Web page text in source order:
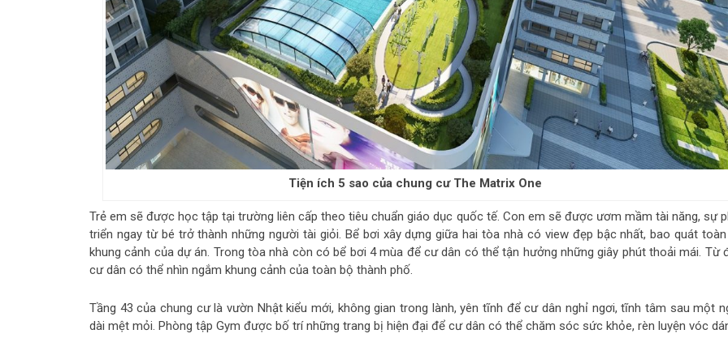
Tiện ích 5 sao của chung cư The Matrix One
Trẻ em sẽ được học tập tại trường liên cấp theo tiêu chuẩn giáo dục quốc tế. Con em sẽ được ươm mầm tài năng, sự
triển ngay từ bé trở thành những người tài giỏi. Bể bơi xây dựng giữa hai tòa nhà có view đẹp bậc nhất, bao quát
khung cảnh của dự án. Trong tòa nhà còn có bể bơi 4 mùa để cư dân có thể tận hưởng những giây phút thoải mái. Từ
cư dân có thể nhìn ngắm khung cảnh của toàn bộ thành phố.
Tầng 43 của chung cư là vườn Nhật kiểu mới, không gian trong lành, yên tĩnh để cư dân nghỉ ngơi, tĩnh tâm sau một
dài mệt mỏi. Phòng tập Gym được bố trí những trang bị hiện đại để cư dân có thể chăm sóc sức khỏe, rèn luyện vóc